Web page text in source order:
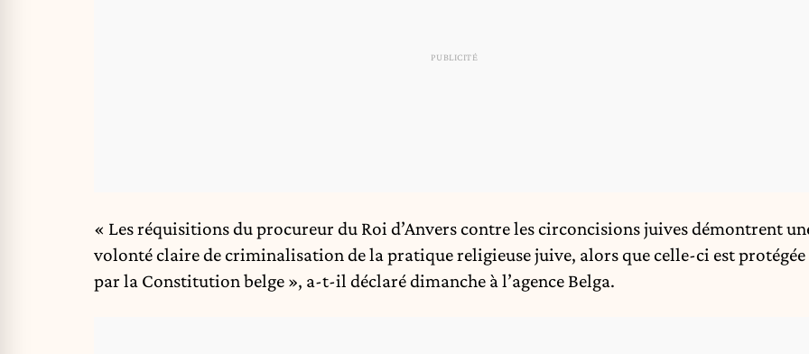
« Les réquisitions du procureur du Roi d’Anvers contre les circoncisions juives démontrent
volonté claire de criminalisation de la pratique religieuse juive, alors que celle-ci est protégée
par la Constitution belge », a-t-il déclaré dimanche à l’agence Belga.